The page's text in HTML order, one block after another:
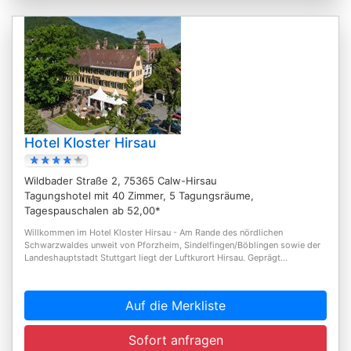
Hotel Kloster Hirsau
Wildbader Straße 2, 75365 Calw-Hirsau
Tagungshotel mit 40 Zimmer, 5 Tagungsräume,
Tagespauschalen ab 52,00*
Willkommen im Hotel Kloster Hirsau - Am Rande des nördlichen
Schwarzwaldes unweit von Pforzheim, Sindelfingen/Böblingen sowie der
Landeshauptstadt Stuttgart liegt der Luftkurort Hirsau. Geprägt...
Auf die Merkliste
Sofort anfragen